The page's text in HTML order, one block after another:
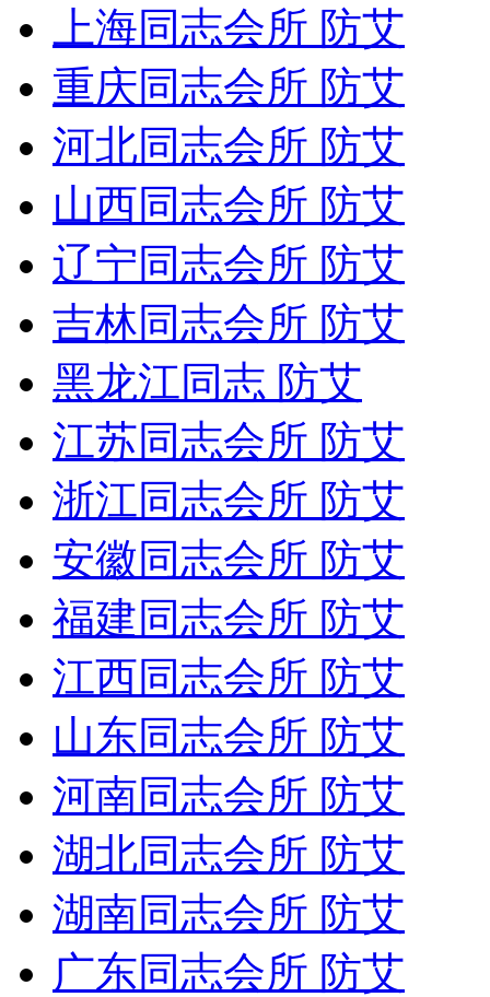
上海同志会所 防艾
重庆同志会所 防艾
河北同志会所 防艾
山西同志会所 防艾
辽宁同志会所 防艾
吉林同志会所 防艾
黑龙江同志 防艾
江苏同志会所 防艾
浙江同志会所 防艾
安徽同志会所 防艾
福建同志会所 防艾
江西同志会所 防艾
山东同志会所 防艾
河南同志会所 防艾
湖北同志会所 防艾
湖南同志会所 防艾
广东同志会所 防艾